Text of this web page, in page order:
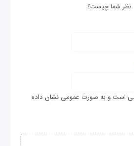
نظر شما چیست؟
است و به صورت عمومی نشان داده